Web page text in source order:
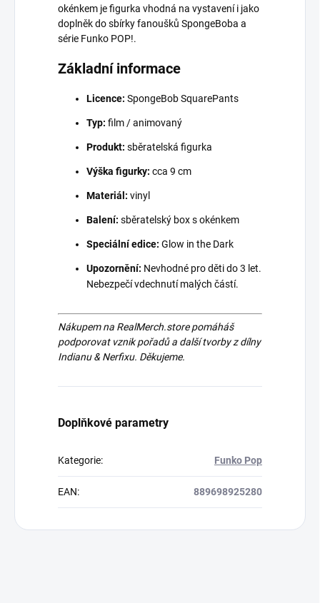
okénkem je figurka vhodná na vystavení i jako
doplněk do sbírky fanoušků SpongeBoba a
série Funko POP!.
Základní informace
Licence: SpongeBob SquarePants
Typ: film / animovaný
Produkt: sběratelská figurka
Výška figurky: cca 9 cm
Materiál: vinyl
Balení: sběratelský box s okénkem
Speciální edice: Glow in the Dark
Upozornění: Nevhodné pro děti do 3 let.
Nebezpečí vdechnutí malých částí.
Nákupem na RealMerch.store pomáháš
podporovat vznik pořadů a další tvorby z dílny
Indianu & Nerfixu. Děkujeme.
Doplňkové parametry
Kategorie: Funko Pop
EAN: 889698925280